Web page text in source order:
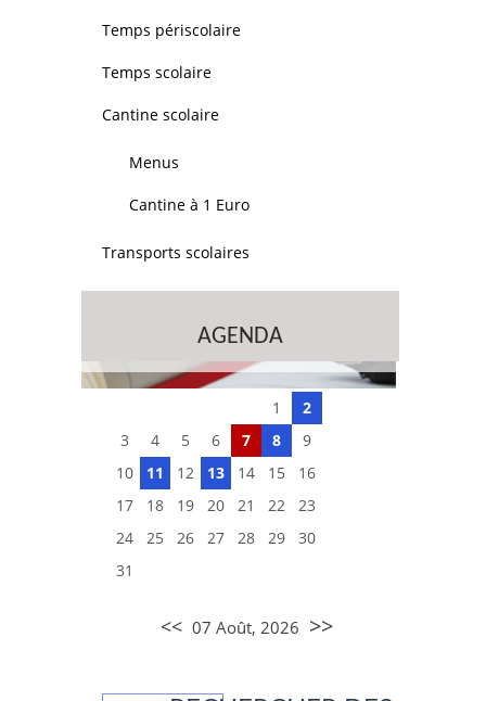
Temps périscolaire
Temps scolaire
Cantine scolaire
Menus
Cantine à 1 Euro
Transports scolaires
AGENDA
1
2
3
4 5 6 7 8
9
10
11 12 13 14 15
16
17
18 19 20 21 22
23
24
25 26 27 28 29
30
31
<< 07 Août, 2026 >>